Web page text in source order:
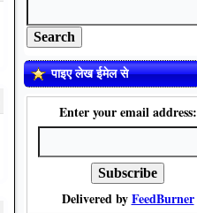
पाइए लेख ईमेल से
Enter your email address:
Delivered byFeedBurner